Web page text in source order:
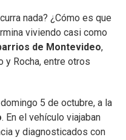
nada? ¿Cómo es que
viviendo casi como
de Montevideo,
y Rocha, entre otros
5 de octubre, a la
. En el vehículo viajaban
y diagnosticados con